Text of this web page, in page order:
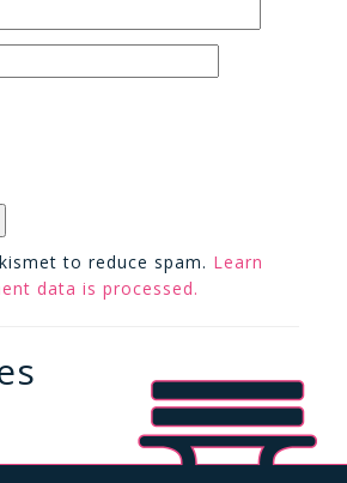
to reduce spam. Learn
data is processed.